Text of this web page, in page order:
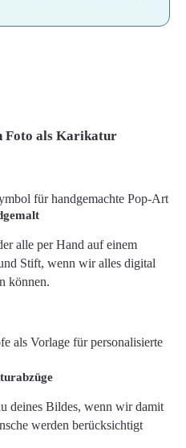
Foto als Karikatur
alle per Hand auf einem
Stift, wenn wir alles digital
können.
deines Bildes, wenn wir damit
werden berücksichtigt